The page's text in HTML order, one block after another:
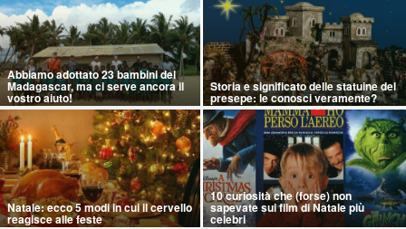
Abbiamo adottato 23 bambini del
Madagascar, ma ci serve ancora il
vostro aiuto!
Storia e significato delle statuine del
presepe: le conosci veramente?
Natale: ecco 5 modi in cui il cervello
reagisce alle feste
10 curiosità che (forse) non
sapevate sui film di Natale più
celebri